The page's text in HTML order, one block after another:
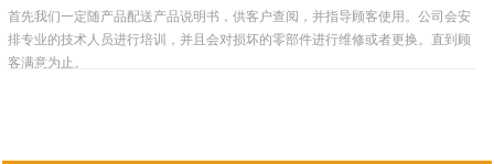
首先我们一定随产品配送产品说明书，供客户查阅，并指导顾客使用。公司会安
排专业的技术人员进行培训，并且会对损坏的零部件进行维修或者更换。直到顾
客满意为止。